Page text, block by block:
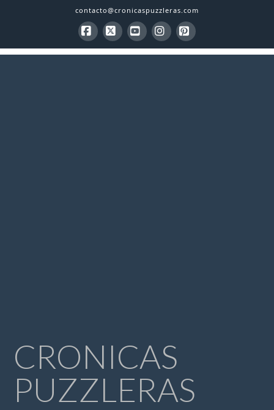
contacto@cronicaspuzzleras.com
Facebook
X YouTubeInstagram
Pinterest
CRONICAS
PUZZLERAS